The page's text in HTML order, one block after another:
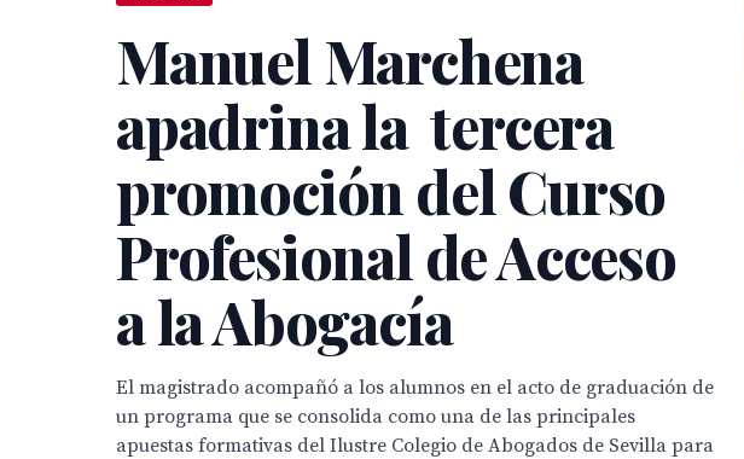
Manuel Marchena
apadrina la tercera
promoción del Curso
Profesional de Acceso
a la Abogacía
El magistrado acompañó a los alumnos en el acto de graduación de
un programa que se consolida como una de las principales
apuestas formativas del Ilustre Colegio de Abogados de Sevilla para